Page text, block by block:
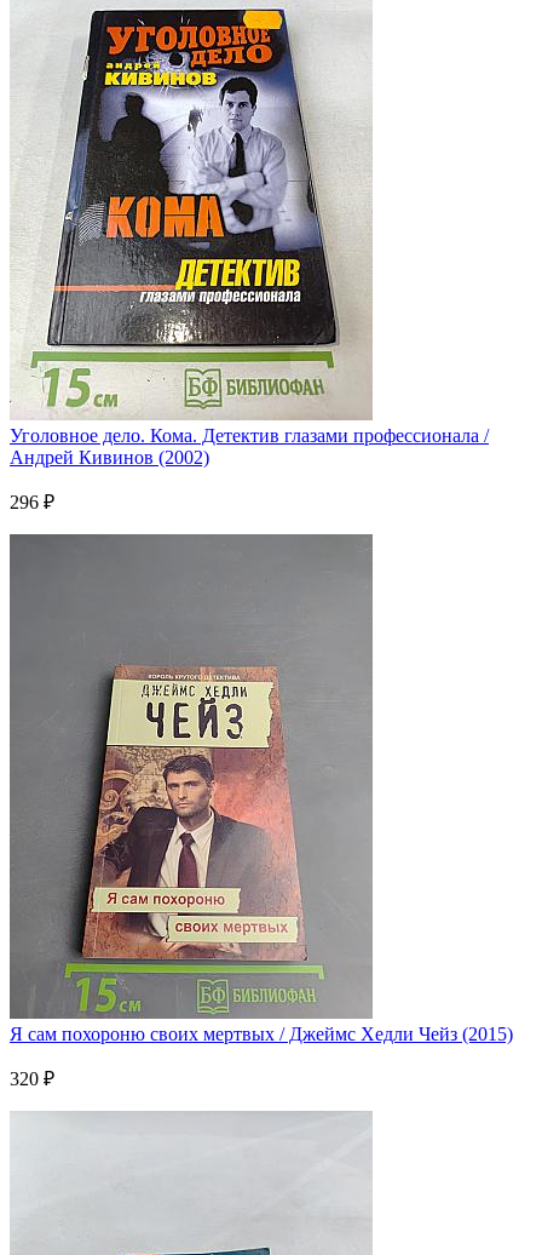
Уголовное дело. Кома. Детектив глазами профессионала /
Андрей Кивинов (2002)
296 ₽
Я сам похороню своих мертвых / Джеймс Хедли Чейз (2015)
320 ₽